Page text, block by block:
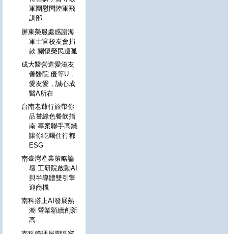
軍團慰問陸軍飛
訓部
屏東榮服處感謝海
軍士官校友會捐
款 關懷榮民遺孤
成大醫營造愛滋友
善醫院 優等U，
愛友愛，誠心成
醫A所在
台南老爺行旅帶你
品嘗綠色餐飲指
南 專案聯手高鐵
讓你吃喝住行都
ESG
南臺灣產業策略論
壇 工研院啟動AI
與半導體雙引擎
迎商機
南科搭上AI發展熱
潮 營業額續創新
高